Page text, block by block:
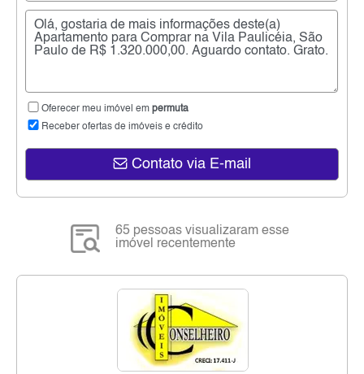
Oferecer meu imóvel em permuta
Receber ofertas de imóveis e crédito
Contato via E-mail
65 pessoas visualizaram esse
imóvel recentemente